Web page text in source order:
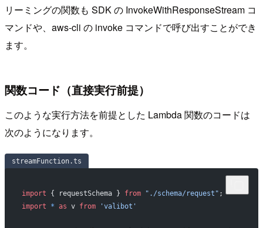
リーミングの関数も SDK の InvokeWithResponseStream コ
マンドや、aws-cli の invoke コマンドで呼び出すことができ
ます。
関数コード（直接実行前提）
このような実行方法を前提とした Lambda 関数のコードは
次のようになります。
streamFunction.ts
import { requestSchema } from "./schema/request" ;
import * as v from 'valibot'